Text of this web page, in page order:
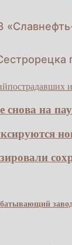
пострадавших
на